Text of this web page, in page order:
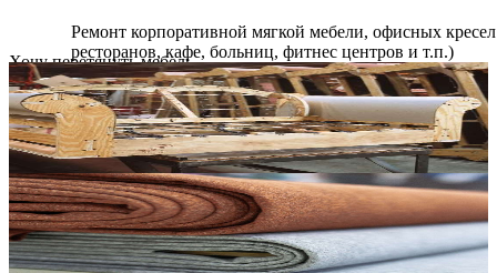
Ремонт корпоративной мягкой мебели, офисных
ресторанов, кафе, больниц, фитнес центров и т.п.)
Хочу перетянуть мебель